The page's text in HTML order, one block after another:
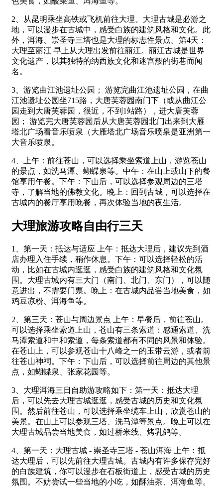
2、从昆明乘坐高铁或飞机前往大理。大理古城是必游之
地，可以漫步在古城中，感受白族的建筑风格和文化。此
外，洱海、崇圣寺三塔也是大理的标志性景点。第4天：
大理至丽江 早上从大理出发前往丽江。丽江古城是世界
文化遗产，以其独特的纳西族文化和迷宫般的街巷而闻
名。
3、游览曲江池遗址公园； 游览完曲江池遗址公园，在曲
江池遗址公园坐715路，大唐芙蓉园南门下（或从曲江公
园走到大唐芙蓉园，很近，不到1站路），进大唐芙蓉
园； 游览完大唐芙蓉园后从大唐芙蓉园北门出来到大雁
塔北广场看音乐喷泉（大雁塔北广场音乐喷泉是亚洲第一
大音乐喷泉。
4、上午：前往苍山，可以选择乘坐索道上山，游览苍山
的景点，如洗马潭、蝴蝶泉等。中午：在山上或山下的餐
馆享用午餐。下午：下山后，可以选择参观周边的三塔
寺，了解当地的佛教文化。晚上：回到古城，可以选择在
古城内的餐厅享用晚餐，再次体验当地的夜生活。
大理旅游攻略自由行三天
1、第一天：抵达与适应 上午：抵达大理后，建议先到酒
店办理入住手续，稍作休息。下午：可以选择轻松的活
动，比如在古城内逛逛，感受白族的建筑风格和文化氛
围。大理古城内有三大门（南门、北门、东门），可以随
意进出，不需要门票。晚上：在古城内品尝当地美食，如
鸡豆凉粉、洱海鱼等。
2、第三天：苍山与周边景点 上午：早餐后，前往苍山。
可以选择乘坐索道上山，苍山有三条索道：感通索道、洗
马潭索道和中和索道，每条索道都有不同的风景和体验。
在苍山上，可以参观苍山十八峰之一的玉带云游，或者前
往苍山神祠。下午：下山后，可以选择前往周边的其他景
点，如蝴蝶泉、张家花园等。
3、大理洱海三日自助游攻略如下：第一天：抵达大理
后，可以先去大理古城逛逛，感受古城的历史和文化氛
围。然后前往苍山，可以选择乘坐缆车上山，欣赏苍山的
美景。在山上可以参观三塔、洗马潭等景点。晚上可以在
大理古城品尝当地美食，如过桥米线、烤乳鸽等。
4、第一天：大理古城 - 崇圣寺三塔 - 苍山洱海 上午：抵
达大理后，可以先前往大理古城。古城内有许多保存完好
的白族建筑，你可以漫步在石板街道上，感受古城的历史
氛围。不妨尝试一些当地的小吃，如酥油茶、洱海鱼等。